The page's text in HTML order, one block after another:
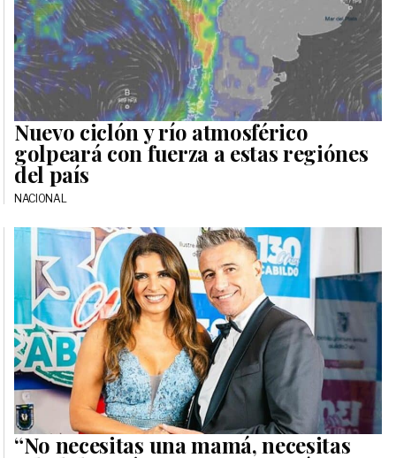
Nuevo ciclón y río atmosférico
golpeará con fuerza a estas regiónes
del país
NACIONAL
“No necesitas una mamá, necesitas